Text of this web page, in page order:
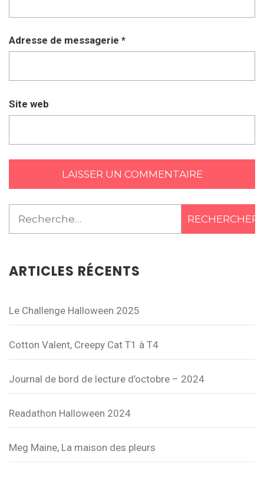
Adresse de messagerie *
Site web
ARTICLES RÉCENTS
Le Challenge Halloween 2025
Cotton Valent, Creepy Cat T1 à T4
Journal de bord de lecture d’octobre – 2024
Readathon Halloween 2024
Meg Maine, La maison des pleurs